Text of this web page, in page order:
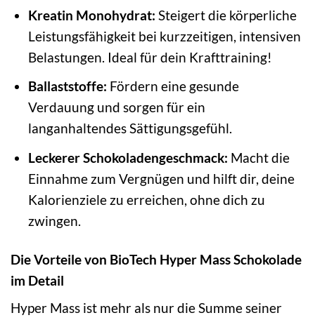
Kreatin Monohydrat: Steigert die körperliche
Leistungsfähigkeit bei kurzzeitigen, intensiven
Belastungen. Ideal für dein Krafttraining!
Ballaststoffe: Fördern eine gesunde
Verdauung und sorgen für ein
langanhaltendes Sättigungsgefühl.
Leckerer Schokoladengeschmack: Macht die
Einnahme zum Vergnügen und hilft dir, deine
Kalorienziele zu erreichen, ohne dich zu
zwingen.
Die Vorteile von BioTech Hyper Mass Schokolade
im Detail
Hyper Mass ist mehr als nur die Summe seiner